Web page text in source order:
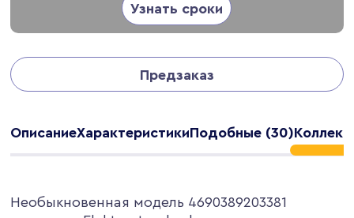
Узнать сроки
Предзаказ
ОписаниеХарактеристикиПодобные (30)
Необыкновенная модель 4690389203381